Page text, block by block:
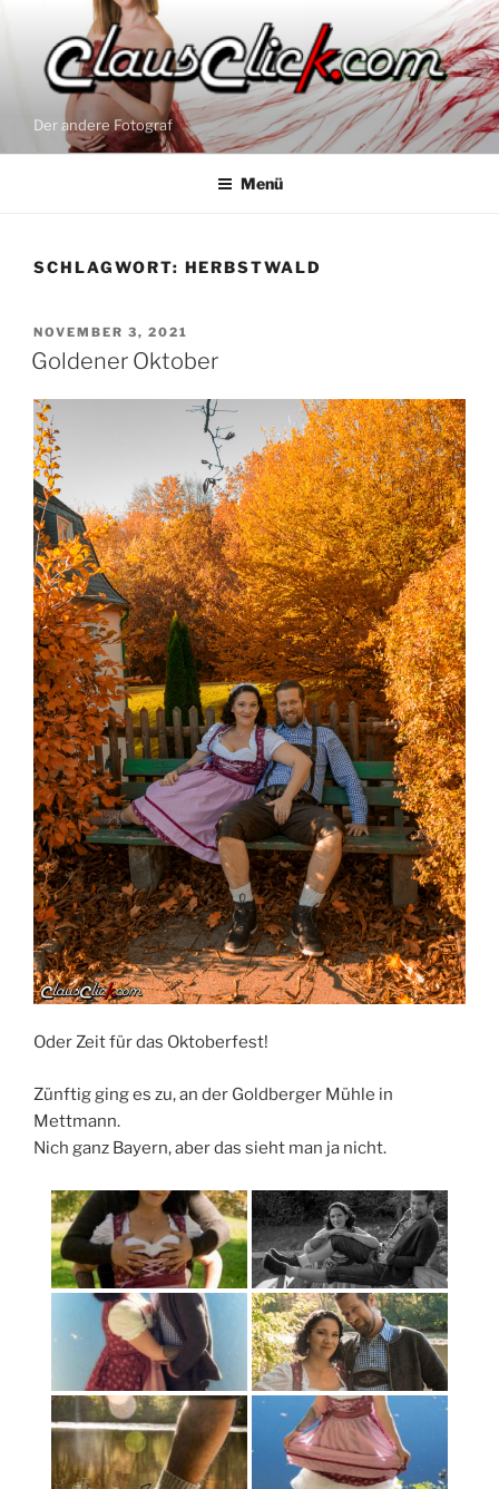
springen
Der andere Fotograf
Menü
SCHLAGWORT: HERBSTWALD
VERÖFFENTLICHT
AM
NOVEMBER 3, 2021
Goldener Oktober
Oder Zeit für das Oktoberfest!
Zünftig ging es zu, an der Goldberger Mühle in
Mettmann.
Nich ganz Bayern, aber das sieht man ja nicht.